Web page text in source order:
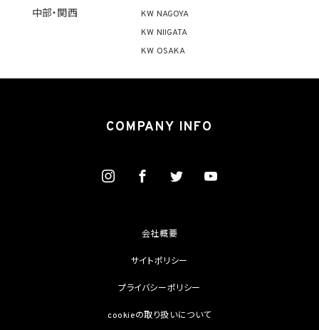
ある場合を除きます。）。
4.2 当社は、違法又は不当な行為を助長し、又は誘発するおそれがある方法により個人
5. 個人情報の適正な取得
情報保護法第2条第3項に定義されるものを意味します。）を取得しません。
を学術研究目的で取得する必要があるとき（当該要配慮個人情報を取得する目的の一
部が学術研究目的である場合を含み、個人の権利利益を不当に侵害するおそれがある
保護法第57条第1項各号に掲げる者その他個人情報保護委員会規則で定める者により
(4) 本人を目視し、又は撮影することにより、その外形上明らかな要配慮個人情報を取得
(5) 第三者から要配慮個人情報の提供を受ける場合であって、当該第三者による当該提
5.3 当社は、第三者から個人情報の提供を受けるに際しては、個人情報保護委員会規則
中部・関西
KW NAGOYA
KW NIIGATA
KW OSAKA
COMPANY INFO
会社概要
サイトポリシー
プライバシーポリシー
cookieの取り扱いについて